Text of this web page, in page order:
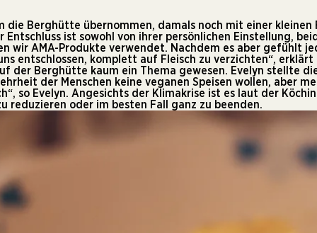
die Berghütte übernommen, damals noch mit einer
ist sowohl von ihrer persönlichen Einstellung,
wir AMA-Produkte verwendet. Nachdem es aber gefühlt
entschlossen, komplett auf Fleisch zu verzichten“, erklärt
der Berghütte kaum ein Thema gewesen. Evelyn stellte
der Menschen keine veganen Speisen wollen, aber
so Evelyn. Angesichts der Klimakrise ist es laut der
reduzieren oder im besten Fall ganz zu beenden.